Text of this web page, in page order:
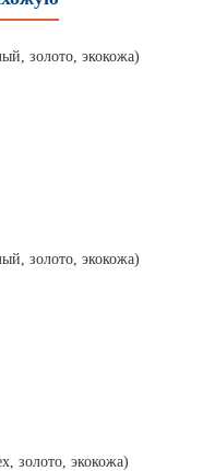
золото, экокожа)
золото, экокожа)
золото, экокожа)